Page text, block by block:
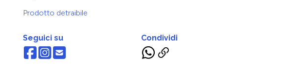
Prodotto detraibile
Seguici su Condividi